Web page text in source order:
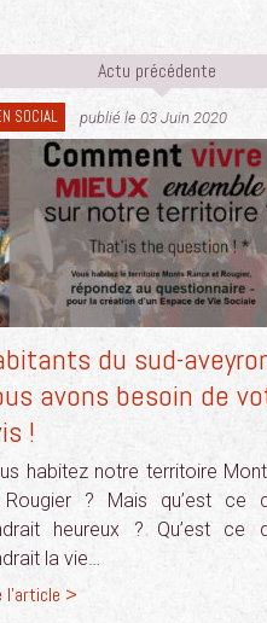
Actu précédente
SOCIAL publié le 03 Juin 2020
du sud-
avons besoin de
!
habitez notre territoire
? Mais qu’est ce
heureux ? Qu’est ce
la vie…
l'article >